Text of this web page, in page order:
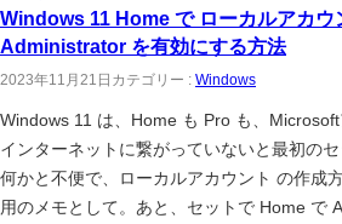
Windows 11 Home で ローカルアカウ
Administrator を有効にする方法
2023年11月21日 カテゴリー : Windows
Windows 11 は、Home も Pro も、
インターネットに繋がっていないと最初のセ
何かと不便で、ローカルアカウント の作成
用のメモとして。あと、セットで Home で